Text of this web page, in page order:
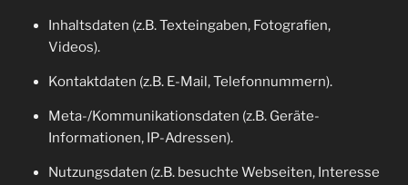
Inhaltsdaten (z.B. Texteingaben, Fotografien,
Videos).
Kontaktdaten (z.B. E-Mail, Telefonnummern).
Meta-/Kommunikationsdaten (z.B. Geräte-
Informationen, IP-Adressen).
Nutzungsdaten (z.B. besuchte Webseiten, Interesse